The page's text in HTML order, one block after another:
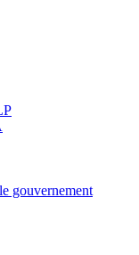
gouvernement